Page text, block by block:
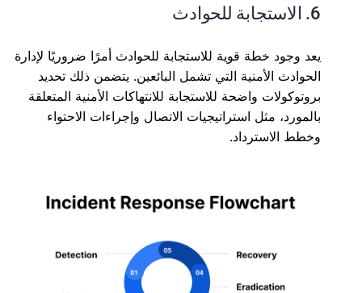
6. الاستجابة للحوادث
يعد وجود خطة قوية للاستجابة للحوادث أمرًا ضروريًا لإدارة
الحوادث الأمنية التي تشمل البائعين. يتضمن ذلك تحديد
بروتوكولات واضحة للاستجابة للانتهاكات الأمنية المتعلقة
بالمورد، مثل استراتيجيات الاتصال وإجراءات الاحتواء
وخطط الاسترداد.